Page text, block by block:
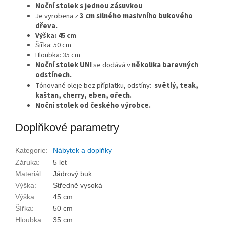
Noční stolek s jednou zásuvkou
Je vyrobena z3 cm silného masivního bukového
dřeva.
Výška: 45 cm
Šířka: 50 cm
Hloubka: 35 cm
Noční stolek UNIse dodává vněkolika barevných
odstínech.
Tónované oleje bez příplatku, odstíny: světlý, teak,
kaštan, cherry, eben, ořech.
Noční stolek od českého výrobce.
Doplňkové parametry
Kategorie:
Nábytek a doplňky
Záruka:
5 let
Materiál:
Jádrový buk
Výška:
Středně vysoká
Výška:
45 cm
Šířka:
50 cm
Hloubka: 35 cm